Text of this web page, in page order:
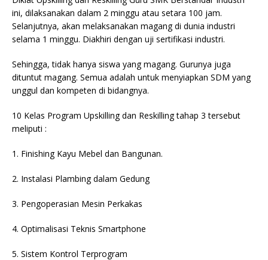
ini, dilaksanakan dalam 2 minggu atau setara 100 jam.
Selanjutnya, akan melaksanakan magang di dunia industri
selama 1 minggu. Diakhiri dengan uji sertifikasi industri.
Sehingga, tidak hanya siswa yang magang. Gurunya juga
dituntut magang. Semua adalah untuk menyiapkan SDM yang
unggul dan kompeten di bidangnya.
10 Kelas Program Upskilling dan Reskilling tahap 3 tersebut
meliputi :
1. Finishing Kayu Mebel dan Bangunan.
2. Instalasi Plambing dalam Gedung
3. Pengoperasian Mesin Perkakas
4. Optimalisasi Teknis Smartphone
5. Sistem Kontrol Terprogram